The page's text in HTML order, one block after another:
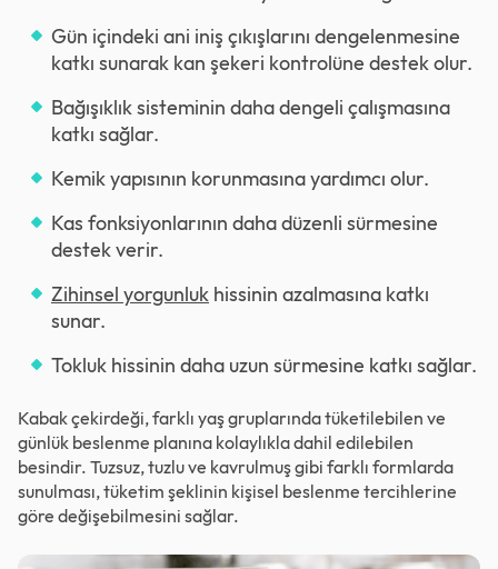
Gün içindeki ani iniş çıkışlarını dengelenmesine
katkı sunarak kan şekeri kontrolüne destek olur.
Bağışıklık sisteminin daha dengeli çalışmasına
katkı sağlar.
Kemik yapısının korunmasına yardımcı olur.
Kas fonksiyonlarının daha düzenli sürmesine
destek verir.
Zihinsel yorgunluk hissinin azalmasına katkı
sunar.
Tokluk hissinin daha uzun sürmesine katkı sağlar.
Kabak çekirdeği, farklı yaş gruplarında tüketilebilen ve
günlük beslenme planına kolaylıkla dahil edilebilen
besindir. Tuzsuz, tuzlu ve kavrulmuş gibi farklı formlarda
sunulması, tüketim şeklinin kişisel beslenme tercihlerine
göre değişebilmesini sağlar.